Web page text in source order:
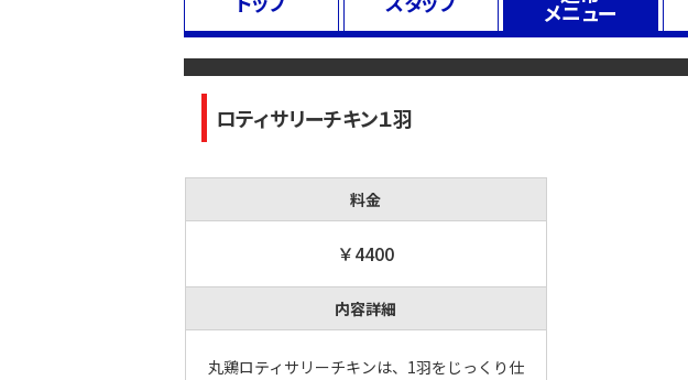
メニュー
ロティサリーチキン１羽
料金
￥4400
内容詳細
丸鶏ロティサリーチキンは、1羽をじっくり仕